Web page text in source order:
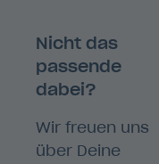
Nicht das
passende
dabei?
Wir freuen uns
über Deine